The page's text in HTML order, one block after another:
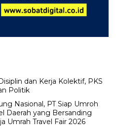
dan Kerja Kolektif, PKS
Politik
Nasional, PT Siap Umroh
Daerah yang Bersanding
Umrah Travel Fair 2026